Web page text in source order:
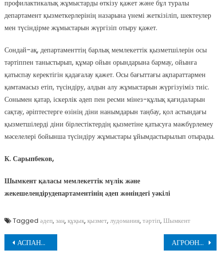
профилактикалық жұмыстарды өткізу қажет және бұл туралы
департамент қызметкерлерінің назарына үнемі жеткізіліп, шектеулер
мен түсіндірме жұмыстарын жүргізіп отыру қажет.
Сондай-ақ, департаменттің барлық мемлекеттік қызметшілерін осы
тәртіппен таныстырып, құмар ойын орындарына бармау, ойынға
қатыспау керектігін қадағалау қажет. Осы бағыттағы ақпараттармен
қамтамасыз етіп, түсіндіру, алдын алу жұмыстарын жүргізуіміз тиіс.
Сонымен қатар, іскерлік әдеп пен ресми мінез-құлық қағидаларын
сақтау, әріптестерге өзінің діни нанымдарын таңбау, қол астындағы
қызметшілерді діни бірлестіктердің қызметіне қатысуға мәжбүрлемеу
мәселелері бойынша түсіндіру жұмыстары ұйымдастырылып отырады.
К. Сарыпбеков,
Шымкент қаласы мемлекеттік мүлік және
жекешелендірудепартаментінің әдеп жөніндегі уәкілі
Tagged әдеп, заң, құқық, қызмет, лудомания, тәртіп, Шымкент
Навигация
АСПАНДА 15 МЫҢДАЙ «СПУТНИК» ЖҮР АГРОӨНЕРКӘСІПТІ ДАМЫТУ ЖАЛҒАСАДЫ